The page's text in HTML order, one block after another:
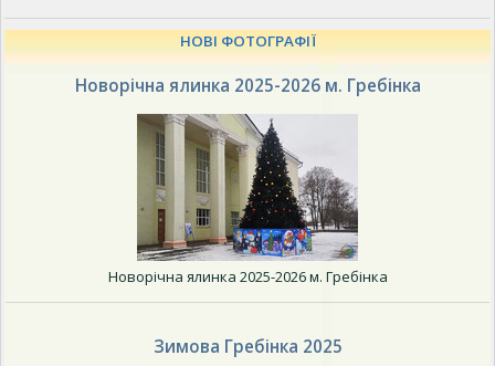
НОВІ ФОТОГРАФІЇ
Новорічна ялинка 2025-2026 м. Гребінка
Новорічна ялинка 2025-2026 м. Гребінка
Зимова Гребінка 2025